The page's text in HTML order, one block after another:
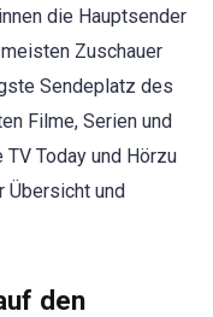
die Hauptsender
Zuschauer
Sendeplatz des
Filme, Serien und
Today und Hörzu
Übersicht und
den